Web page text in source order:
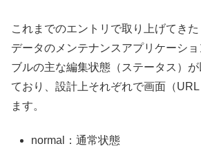
これまでのエントリで取り上げてき
データのメンテナンスアプリケーシ
ブルの主な編集状態（ステータス）
ており、設計上それぞれで画面（
ます。
normal：通常状態